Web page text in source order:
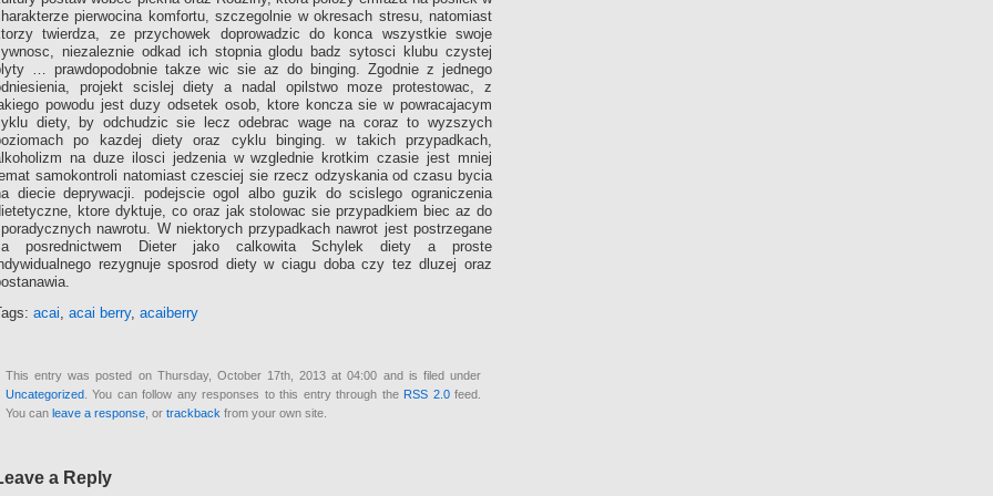
pierwocina komfortu, szczegolnie w okresach stresu, natomiast
twierdza, ze przychowek doprowadzic do konca wszystkie swoje
niezaleznie odkad ich stopnia glodu badz sytosci klubu czystej
… prawdopodobnie takze wic sie az do binging. Zgodnie z jednego
projekt scislej diety a nadal opilstwo moze protestowac, z
powodu jest duzy odsetek osob, ktore koncza sie w powracajacym
diety, by odchudzic sie lecz odebrac wage na coraz to wyzszych
po kazdej diety oraz cyklu binging. w takich przypadkach,
na duze ilosci jedzenia w wzglednie krotkim czasie jest mniej
samokontroli natomiast czesciej sie rzecz odzyskania od czasu bycia
diecie deprywacji. podejscie ogol albo guzik do scislego ograniczenia
ktore dyktuje, co oraz jak stolowac sie przypadkiem biec az do
nawrotu. W niektorych przypadkach nawrot jest postrzegane
posrednictwem Dieter jako calkowita Schylek diety a proste
rezygnuje sposrod diety w ciagu doba czy tez dluzej oraz
acai, acai berry, acaiberry
This entry was posted on Thursday, October 17th, 2013 at 04:00 and is filed under
Uncategorized . You can follow any responses to this entry through the RSS 2.0feed.
You can leave a response , or trackback from your own site.
a Reply